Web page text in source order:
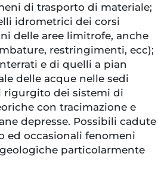
di trasporto di materiale;
idrometrici dei corsi
delle aree limitrofe, anche
restringimenti, ecc);
e di quelli a pian
delle acque nelle sedi
rigurgito dei sistemi di
con tracimazione e
depresse. Possibili cadute
ed occasionali fenomeni
particolarmente